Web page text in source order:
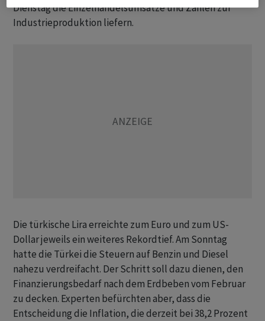
Dienstag die Einzelhandelsumsätze und Zahlen zur
Industrieproduktion liefern.
Die türkische Lira erreichte zum Euro und zum US-
Dollar jeweils ein weiteres Rekordtief. Am Sonntag
hatte die Türkei die Steuern auf Benzin und Diesel
nahezu verdreifacht. Der Schritt soll dazu dienen, den
Finanzierungsbedarf nach dem Erdbeben vom Februar
zu decken. Experten befürchten aber, dass die
Entscheidung die Inflation, die derzeit bei 38,2 Prozent